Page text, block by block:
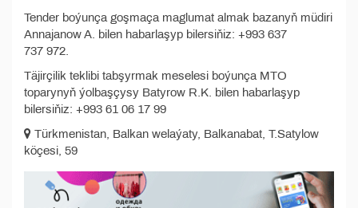
Tender boýunça goşmaça maglumat almak bazanyň müdiri
Annajanow A. bilen habarlaşyp bilersiňiz: +993 637
737 972.
Täjirçilik teklibi tabşyrmak meselesi boýunça MTO
toparynyň ýolbaşçysy Batyrow R.K. bilen habarlaşyp
bilersiňiz: +993 61 06 17 99
Türkmenistan, Balkan welaýaty, Balkanabat, T.Satylow
köçesi, 59